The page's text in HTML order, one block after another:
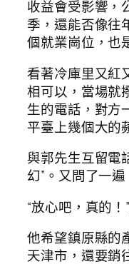
收益會受影響，
季，還能否像往
個就業崗位，也
看著冷庫里又紅
相可以，當場就
生的電話，對方
平臺上幾個大的
與郭先生互留電
幻”。又問了一
“放心吧，真的
他希望鎮原縣的
天津市，還要銷